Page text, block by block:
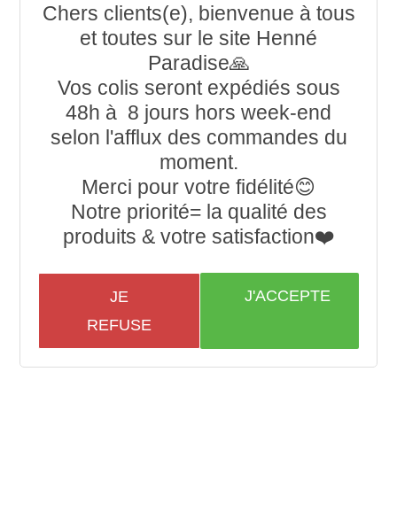
Chers clients(e), bienvenue à tous
et toutes sur le site Henné
Paradise🙏
Vos colis seront expédiés sous
48h à 8 jours hors week-end
selon l'afflux des commandes du
moment.
Merci pour votre fidélité😊
Notre priorité= la qualité des
produits & votre satisfaction❤️
JE
REFUSE
J'ACCEPTE